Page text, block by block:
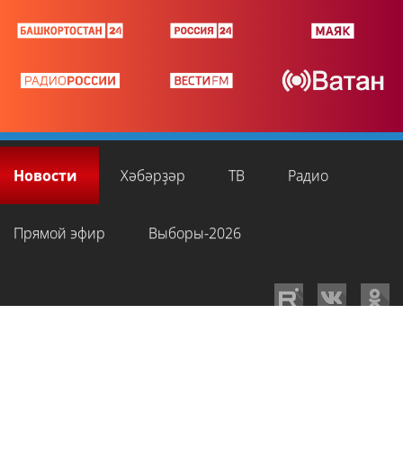
Новости Хәбәрҙәр ТВ Радио
Прямой эфир Выборы-2026